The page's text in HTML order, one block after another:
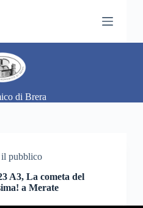
di Brera
pubblico
A3, La cometa del
a Merate